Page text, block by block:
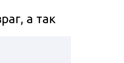
а так